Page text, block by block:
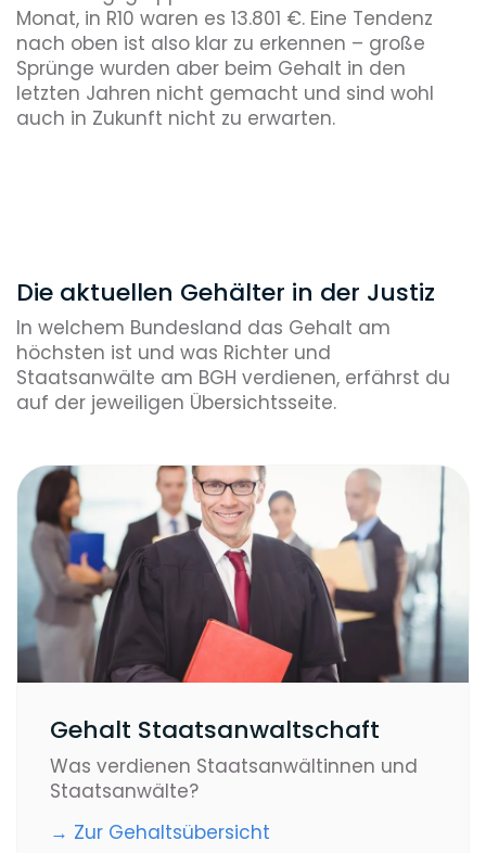
Monat, in R10 waren es 13.801 €. Eine Tendenz
nach oben ist also klar zu erkennen – große
Sprünge wurden aber beim Gehalt in den
letzten Jahren nicht gemacht und sind wohl
auch in Zukunft nicht zu erwarten.
Die aktuellen Gehälter in der Justiz
In welchem Bundesland das Gehalt am
höchsten ist und was Richter und
Staatsanwälte am BGH verdienen, erfährst du
auf der jeweiligen Übersichtsseite.
Gehalt Staatsanwaltschaft
Was verdienen Staatsanwältinnen und
Staatsanwälte?
→ Zur Gehaltsübersicht